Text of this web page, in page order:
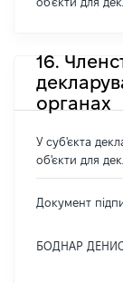
16.
органах
У суб'єкта
об'єкти для
Документ
БОДНАР